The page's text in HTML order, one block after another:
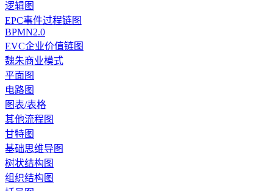
逻辑图
EPC事件过程链图
BPMN2.0
EVC企业价值链图
魏朱商业模式
平面图
电路图
图表/表格
其他流程图
甘特图
基础思维导图
树状结构图
组织结构图